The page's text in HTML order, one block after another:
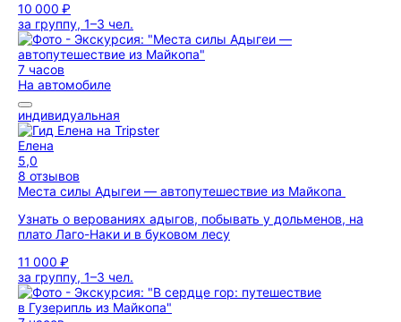
10 000 ₽
за группу, 1–3 чел.
7 часов
На автомобиле
индивидуальная
Елена
5,0
8 отзывов
Места силы Адыгеи — автопутешествие из Майкопа
Узнать о верованиях адыгов, побывать у дольменов, на
плато Лаго-Наки и в буковом лесу
11 000 ₽
за группу, 1–3 чел.